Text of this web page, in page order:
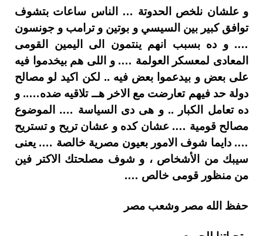
و علشان نلخص الحدوتة … الناس ساعات بتشوف
توافق كبير بين السيسي و بوتين و ترامب و جونسون
…. و ده بسبب انهم ينتمون الى اليمين القومى
المعادى لمعسكر العولمة …. و اللى هم بيخدموا فيه
على بعض و بيدعموا بعض فيه .. لكن اكيد لو مصالح
دولة حد فيهم تعارضت مع الاخر هــ تلاقيه ضده….. و
ده تعامل الكبار .. و هى دى السياسة …. الموضوع
مصالح قومية …. عشان كده و عشان تريح و تستريح
…. دايما شوف الامور بعيون مصرية خالصة …. يعنى
سيبك من الأشخاص ، و شوف مصلحتك الاكتر فين
من منظور قومى خالص ….
حفظ الله مصر وشعب مصر